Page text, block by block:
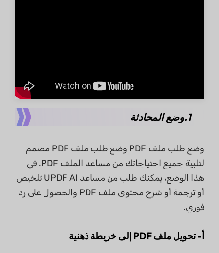
1.وضع المحادثة
وضع طلب ملف PDF وضع طلب ملف PDF مصمم
لتلبية جميع احتياجاتك من مساعد الملف PDF. في
هذا الوضع، يمكنك طلب من مساعد UPDF AI تلخيص
أو ترجمة أو شرح محتوى ملف PDF والحصول على رد
فوري.
أ- تحويل ملف PDF إلى خريطة ذهنية